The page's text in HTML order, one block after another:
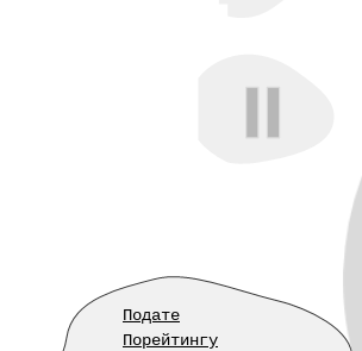
Подате
Порейтингу